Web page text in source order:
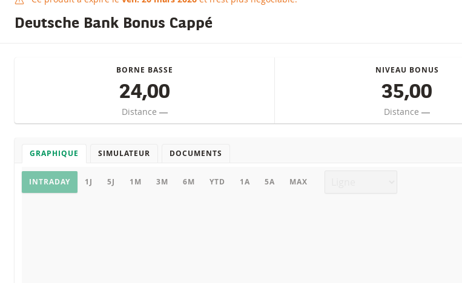
Ce produit a expiré
Deutsche Bank Bonus Cappé
BORNE BASSE
24,00
Distance ―
NIVEAU BONUS
35,00
Distance ―
GRAPHIQUE SIMULATEUR DOCUMENTS
Graphique
INTRADAY 1J 5J 1M 3M 6M YTD 1A 5A MAX